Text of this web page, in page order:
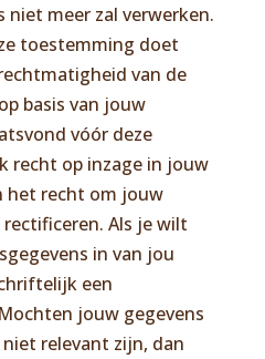
niet meer zal verwerken.
toestemming doet
van de
basis van jouw
vóór deze
recht op inzage in jouw
het recht om jouw
Als je wilt
in van jou
een
jouw gegevens
relevant zijn, dan